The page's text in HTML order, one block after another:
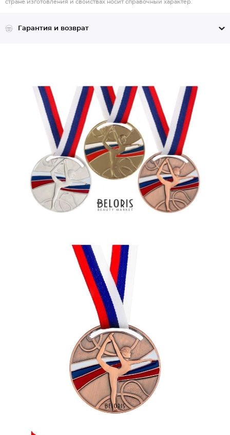
стране изготовления и свойствах носит справочный характер.
Гарантия и возврат